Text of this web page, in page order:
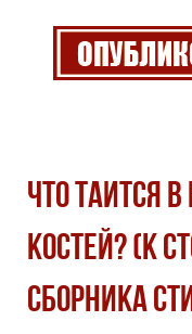
Что таится
костей? (К
сборника